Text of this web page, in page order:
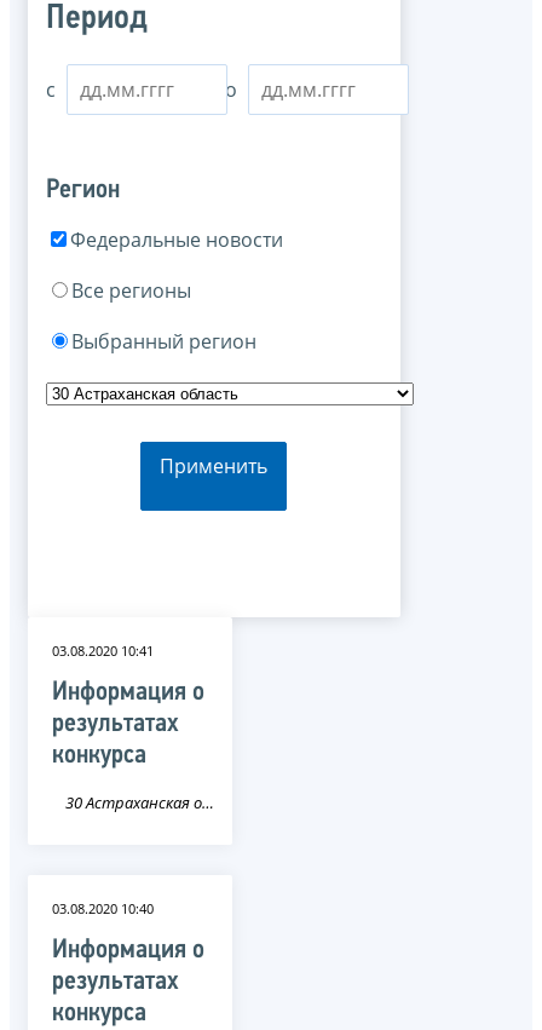
Период
с по
Регион
Федеральные новости
Все регионы
Выбранный регион
Применить
03.08.2020 10:41
Информация о
результатах
конкурса
30 Астраханская область
03.08.2020 10:40
Информация о
результатах
конкурса